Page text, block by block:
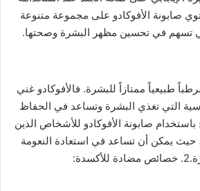
صابونة الأفوكادو على مجموعة متنوعة
تسهم في تحسين مظهر البشرة وصحتها.
طبيعياً ممتازاً للبشرة. فالأفوكادو غني
التي تغذي البشرة وتساعد في الحفاظ
صابونة الأفوكادو للأشخاص الذين
حيث يمكن أن تساعد في استعادة النعومة